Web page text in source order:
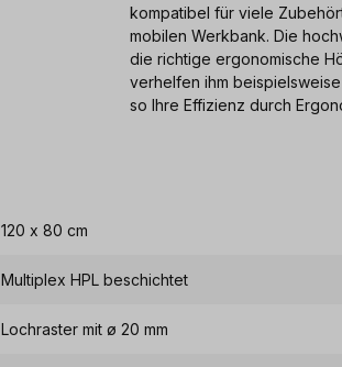
kompatibel für viele
mobilen Werkbank. Die
die richtige ergonomische
verhelfen ihm
so Ihre Effizienz durch
120 x 80 cm
Multiplex HPL beschichtet
Lochraster mit ø 20 mm